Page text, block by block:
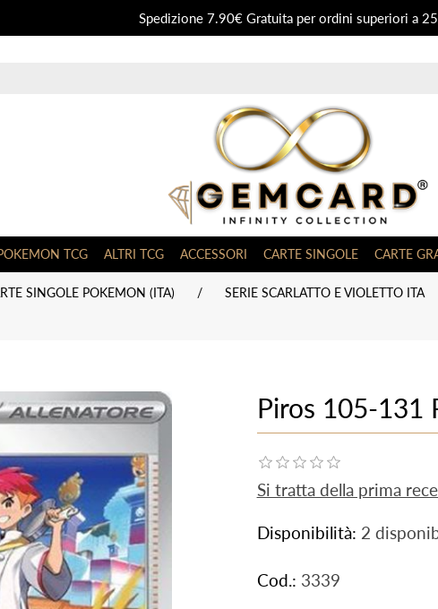
Spedizione 7.90€ Gratuita per ordini superiori a
TCG ALTRI TCG ACCESSORI CARTE SINGOLE CARTE
SINGOLE POKEMON (ITA) / SERIE SCARLATTO E VIOLETTO ITA
Piros 105-131
Si tratta della prima
Disponibilità: 2
Cod.: 3339